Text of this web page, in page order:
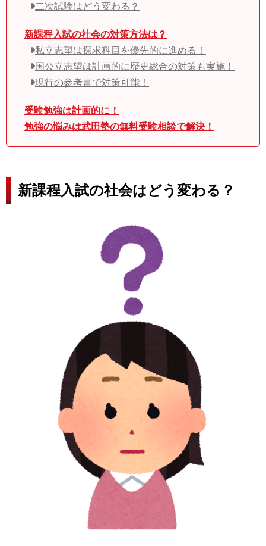
二次試験はどう変わる？
新課程入試の社会の対策方法は？
私立志望は探求科目を優先的に進める！
国公立志望は計画的に歴史総合の対策も実施！
現行の参考書で対策可能！
受験勉強は計画的に！
勉強の悩みは武田塾の無料受験相談で解決！
新課程入試の社会はどう変わる？